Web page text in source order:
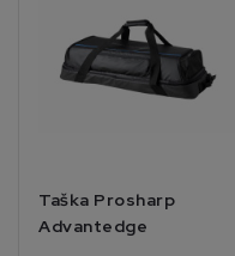
Taška Prosharp
Advantedge